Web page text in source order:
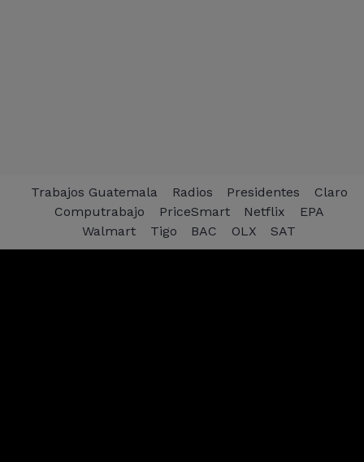
Trabajos Guatemala Radios Presidentes
Claro
Computrabajo
PriceSmart Netflix
EPA
Walmart
Tigo BAC OLX SAT